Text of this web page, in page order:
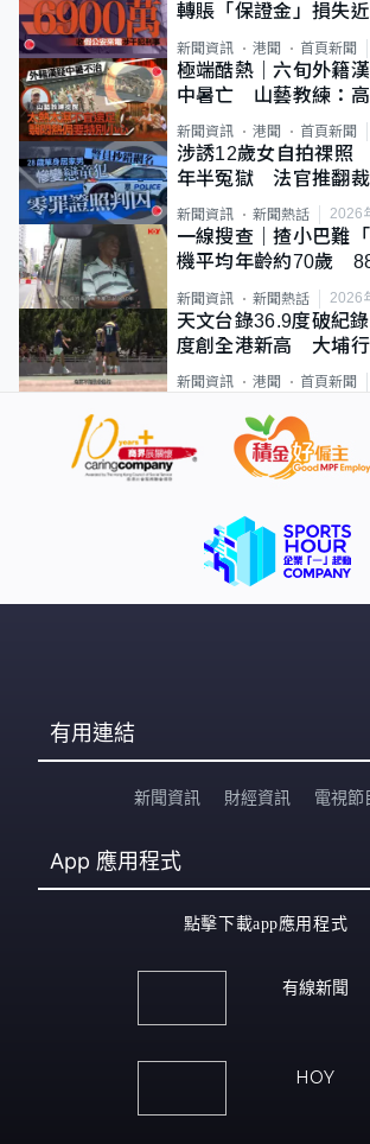
轉賬「保證金」損失
新聞資訊 港聞 首頁新聞
極端酷熱｜六旬外籍
中暑亡 山藝教練：高
足
新聞資訊 港聞 首頁新聞
涉誘12歲女自拍祼照
年半冤獄 法官推翻
新聞資訊 新聞熱話 2026
一線搜查｜揸小巴難
機平均年齡約70歲
直揸落去
新聞資訊 新聞熱話 2026
天文台錄36.9度破紀
度創全港新高 大埔
新聞資訊 港聞 首頁新聞
有用連結
新聞資訊 財經資訊 電視節
App 應用程式
點擊下載app應用程式
有線新聞
HOY